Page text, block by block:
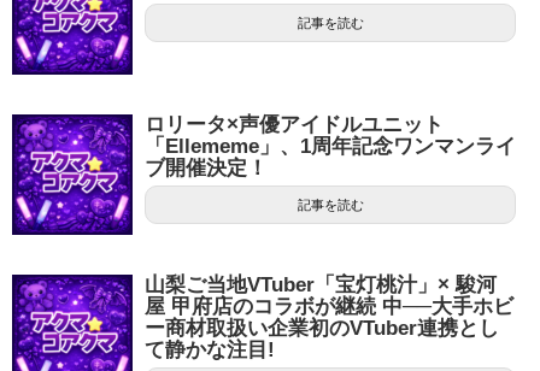
記事を読む
ロリータ×声優アイドルユニット
「Ellememe」、1周年記念ワンマンライ
ブ開催決定！
記事を読む
山梨ご当地VTuber「宝灯桃汁」× 駿河
屋 甲府店のコラボが継続 中──大手ホビ
ー商材取扱い企業初のVTuber連携とし
て静かな注目!